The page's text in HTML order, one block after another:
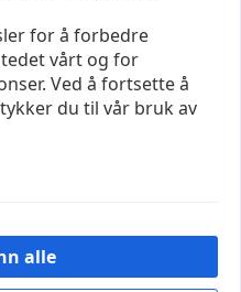
og designet avIT-
for å forbedre
vårt og for
Ved å fortsette å
du til vår bruk av
alle